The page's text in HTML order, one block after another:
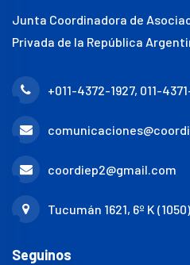
Junta Coordinadora de
Privada de la República
+011-4372-1927, 011-
coordiep2@gmail.com
Tucumán 1621, 6º K
Seguinos